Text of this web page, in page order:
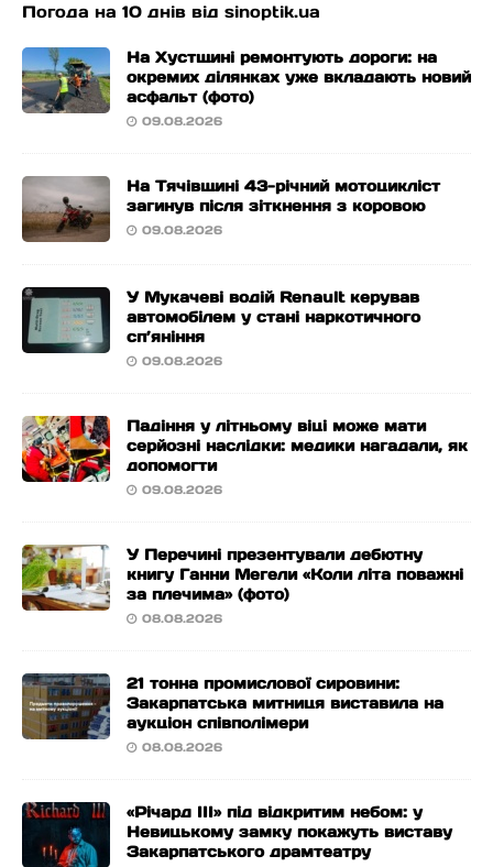
Погода на 10 днів від sinoptik.ua
На Хустщині ремонтують дороги: на
окремих ділянках уже вкладають новий
асфальт (фото)
09.08.2026
На Тячівщині 43-річний мотоцикліст
загинув після зіткнення з коровою
09.08.2026
У Мукачеві водій Renault керував
автомобілем у стані наркотичного
сп’яніння
09.08.2026
Падіння у літньому віці може мати
серйозні наслідки: медики нагадали, як
допомогти
09.08.2026
У Перечині презентували дебютну
книгу Ганни Мегели «Коли літа поважні
за плечима» (фото)
08.08.2026
21 тонна промислової сировини:
Закарпатська митниця виставила на
аукціон співполімери
08.08.2026
«Річард ІІІ» під відкритим небом: у
Невицькому замку покажуть виставу
Закарпатського драмтеатру